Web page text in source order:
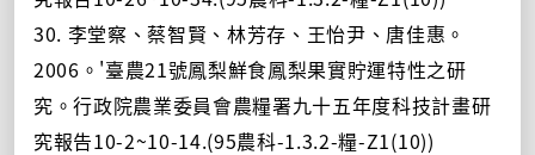
30. 李堂察、蔡智賢、林芳存、王怡尹、唐佳惠。
2006。'臺農21號鳳梨鮮食鳳梨果實貯運特性之研
究。行政院農業委員會農糧署九十五年度科技計畫研
究報告10-2~10-14.(95農科-1.3.2-糧-Z1(10))